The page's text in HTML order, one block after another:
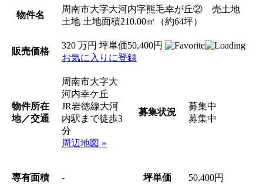
物件名
周南市大字大河内字熊毛幸が丘② 売土地
土地 土地面積210.00㎡（約64坪）
販売価格
320 万円 坪単価50,400円
お気に入りに登録
物件所在
地／交通
周南市大字大
河内幸ケ丘
JR岩徳線大河
内駅まで徒歩3
分
周辺地図 »
募集状況
募集中
募集中
専有面積 - 坪単価 50,400円